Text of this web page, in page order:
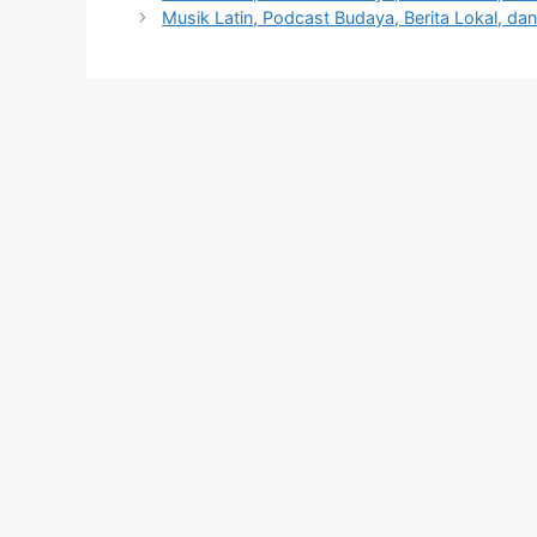
Musik Latin, Podcast Budaya, Berita Lokal,